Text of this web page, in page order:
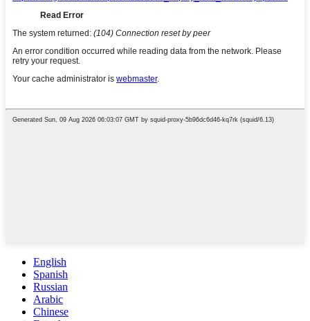
English
Spanish
Russian
Arabic
Chinese